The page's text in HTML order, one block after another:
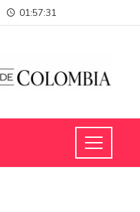
01:57:31